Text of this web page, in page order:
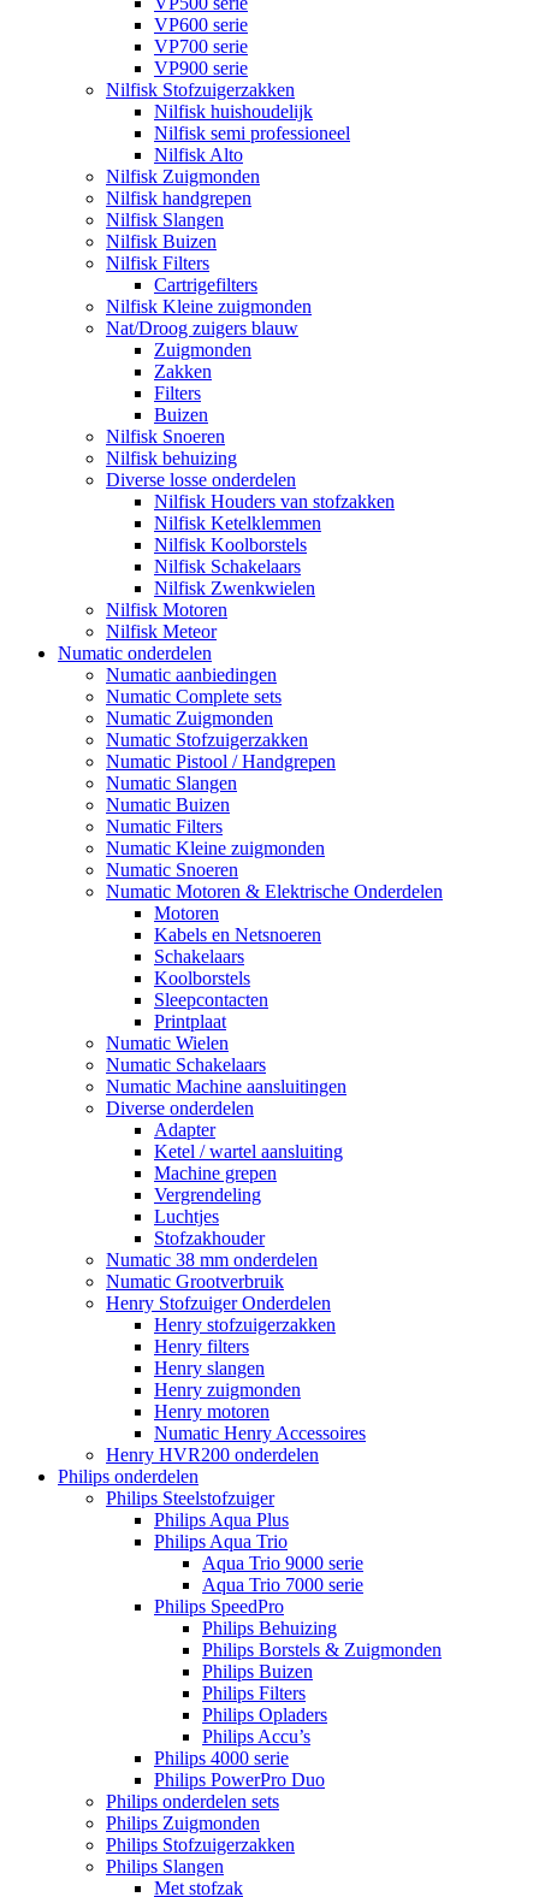
VP600 serie
VP700 serie
VP900 serie
Nilfisk Stofzuigerzakken
Nilfisk huishoudelijk
Nilfisk semi professioneel
Nilfisk Alto
Nilfisk Zuigmonden
Nilfisk handgrepen
Nilfisk Slangen
Nilfisk Buizen
Nilfisk Filters
​Cartrigefilters
Nilfisk Kleine zuigmonden
Nat/Droog zuigers blauw
Zuigmonden
Zakken
Filters
Buizen
Nilfisk Snoeren
Nilfisk behuizing
Diverse losse onderdelen
Nilfisk Houders van stofzakken
Nilfisk Ketelklemmen
Nilfisk Koolborstels
Nilfisk Schakelaars
Nilfisk Zwenkwielen
Nilfisk Motoren
Nilfisk Meteor
Numatic onderdelen
Numatic aanbiedingen
Numatic Complete sets
Numatic Zuigmonden
Numatic Stofzuigerzakken
Numatic Pistool / Handgrepen
Numatic Slangen
Numatic Buizen
Numatic Filters
Numatic Kleine zuigmonden
Numatic Snoeren
Numatic Motoren & Elektrische Onderdelen
Motoren
Kabels en Netsnoeren
Schakelaars
Koolborstels
Sleepcontacten
Printplaat
Numatic Wielen
Numatic Schakelaars
Numatic Machine aansluitingen
Diverse onderdelen
Adapter
Ketel / wartel aansluiting
Machine grepen
Vergrendeling
Luchtjes
Stofzakhouder
Numatic 38 mm onderdelen
Numatic Grootverbruik
Henry Stofzuiger Onderdelen
Henry stofzuigerzakken
Henry filters
Henry slangen
Henry zuigmonden
Henry motoren
Numatic Henry Accessoires
Henry HVR200 onderdelen
Philips onderdelen
Philips Steelstofzuiger
Philips Aqua Plus
Philips Aqua Trio
Aqua Trio 9000 serie
Aqua Trio 7000 serie
Philips SpeedPro
Philips Behuizing
Philips Borstels & Zuigmonden
Philips Buizen
Philips Filters
Philips Opladers
Philips Accu’s
Philips 4000 serie
Philips PowerPro Duo
Philips onderdelen sets
Philips Zuigmonden
Philips Stofzuigerzakken
Philips Slangen
Met stofzak